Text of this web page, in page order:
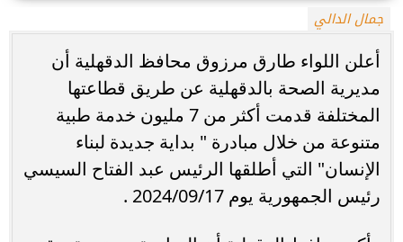
جمال الدالي
أعلن اللواء طارق مرزوق محافظ الدقهلية أن
مديرية الصحة بالدقهلية عن طريق قطاعتها
المختلفة قدمت أكثر من 7 مليون خدمة طبية
متنوعة من خلال مبادرة " بداية جديدة لبناء
الإنسان" التي أطلقها الرئيس عبد الفتاح السيسي
رئيس الجمهورية يوم 2024/09/17 .